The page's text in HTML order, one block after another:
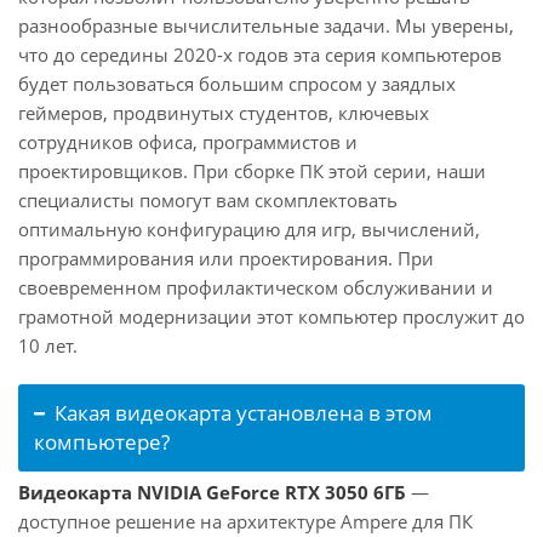
разнообразные вычислительные задачи. Мы уверены,
что до середины 2020-х годов эта серия компьютеров
будет пользоваться большим спросом у заядлых
геймеров, продвинутых студентов, ключевых
сотрудников офиса, программистов и
проектировщиков. При сборке ПК этой серии, наши
специалисты помогут вам скомплектовать
оптимальную конфигурацию для игр, вычислений,
программирования или проектирования. При
своевременном профилактическом обслуживании и
грамотной модернизации этот компьютер прослужит до
10 лет.
Какая видеокарта установлена в этом
компьютере?
Видеокарта NVIDIA GeForce RTX 3050 6ГБ —
доступное решение на архитектуре Ampere для ПК